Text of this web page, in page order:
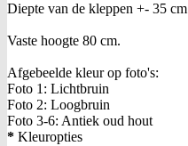
Diepte van de kleppen +- 35 cm
Vaste hoogte 80 cm.
Afgebeelde kleur op foto's:
Foto 1: Lichtbruin
Foto 2: Loogbruin
Foto 3-6: Antiek oud hout
* Kleuropties